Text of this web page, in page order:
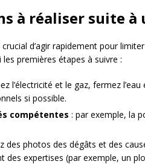
à réaliser suite
d’agir rapidement pour
premières étapes à suivre :
l’électricité et le gaz, fermez l’eau
si possible.
compétentes : par exemple, la
des photos des dégâts et des
des expertises (par exemple, un